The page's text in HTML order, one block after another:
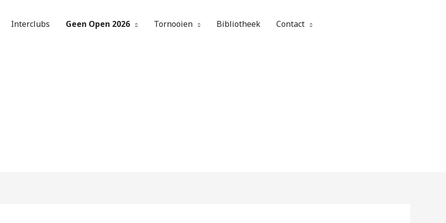
Interclubs Geen Open 2026 Tornooien Bibliotheek Contact